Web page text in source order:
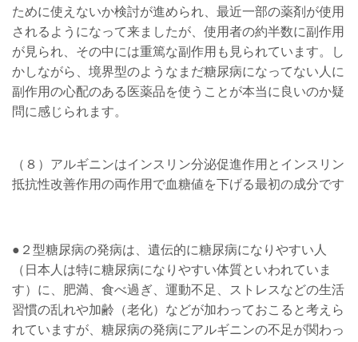
ために使えないか検討が進められ、最近一部の薬剤が使用
されるようになって来ましたが、使用者の約半数に副作用
が見られ、その中には重篤な副作用も見られています。し
かしながら、境界型のようなまだ糖尿病になってない人に
副作用の心配のある医薬品を使うことが本当に良いのか疑
問に感じられます。
（８）アルギニンはインスリン分泌促進作用とインスリン
抵抗性改善作用の両作用で血糖値を下げる最初の成分です
●２型糖尿病の発病は、遺伝的に糖尿病になりやすい人
（日本人は特に糖尿病になりやすい体質といわれていま
す）に、肥満、食べ過ぎ、運動不足、ストレスなどの生活
習慣の乱れや加齢（老化）などが加わっておこると考えら
れていますが、糖尿病の発病にアルギニンの不足が関わっ